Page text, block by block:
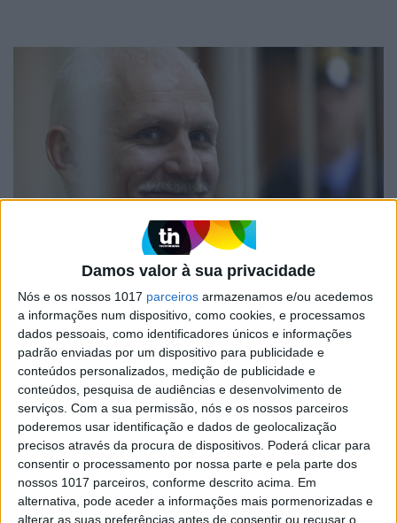
Damos valor à sua privacidade
Nós e os nossos 1017 parceiros armazenamos e/ou acedemos
a informações num dispositivo, como cookies, e processamos
dados pessoais, como identificadores únicos e informações
padrão enviadas por um dispositivo para publicidade e
conteúdos personalizados, medição de publicidade e
conteúdos, pesquisa de audiências e desenvolvimento de
serviços. Com a sua permissão, nós e os nossos parceiros
poderemos usar identificação e dados de geolocalização
precisos através da procura de dispositivos. Poderá clicar para
consentir o processamento por nossa parte e pela parte dos
nossos 1017 parceiros, conforme descrito acima. Em
alternativa, pode aceder a informações mais pormenorizadas e
alterar as suas preferências antes de consentir ou recusar o
Começa julgamento de Nobel da Paz
Ales Bialiatski
O julgamento do ativista pela democracia
bielorrusso Ales Bialiatski, co-vencedor do
Prémio Nobel da Paz 2022, começou hoje em
Minsk, anunciou o Centro Viasna, por ele
fundado, o principal grupo de direitos humanos
da Bielorrússia